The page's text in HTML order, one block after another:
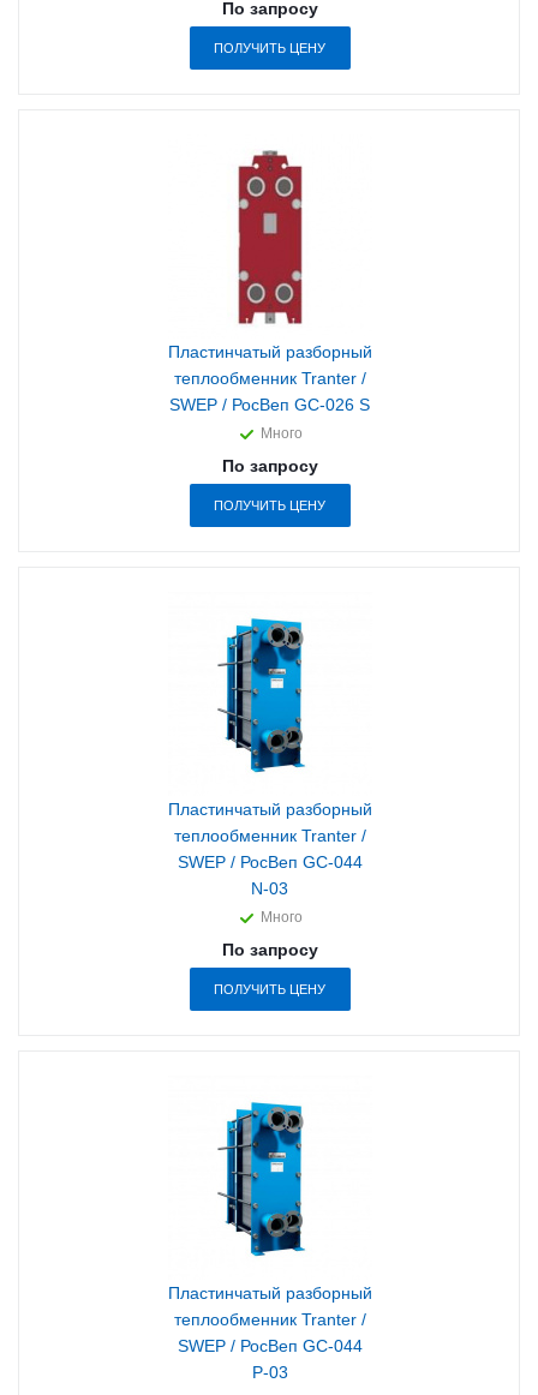
По запросу
ПОЛУЧИТЬ ЦЕНУ
Пластинчатый разборный
теплообменник Tranter /
SWEP / РосВеп GC-026 S
Много
По запросу
ПОЛУЧИТЬ ЦЕНУ
Пластинчатый разборный
теплообменник Tranter /
SWEP / РосВеп GC-044
N-03
Много
По запросу
ПОЛУЧИТЬ ЦЕНУ
Пластинчатый разборный
теплообменник Tranter /
SWEP / РосВеп GC-044
P-03